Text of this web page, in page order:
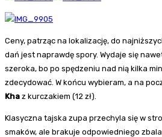
Ceny, patrząc na lokalizację, do
dań jest naprawdę spory. Wydaje się
szeroka, bo po spędzeniu nad nią kilka
zdecydować. W końcu wybieram, a na
Kha z kurczakiem (12 zł).
Klasyczna tajska zupa przechyla się w
smaków, ale brakuje odpowiedniego